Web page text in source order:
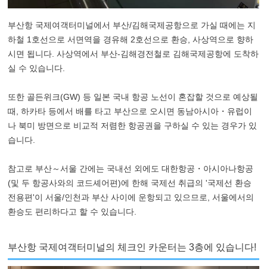
부산항 국제여객터미널에서 부산/김해국제공항으로 가실 때에는 지
하철 1호선으로 서면역을 경유해 2호선으로 환승, 사상역으로 향하
시면 됩니다. 사상역에서 부산-김해경전철로 김해국제공항에 도착하
실 수 있습니다.
또한 골든위크(GW) 등 일본 국내 항공 노선이 혼잡할 것으로 예상될
때, 하카타 등에서 배를 타고 부산으로 오시면 동남아시아・유럽이
나 북미 방면으로 비교적 저렴한 항공권을 구하실 수 있는 경우가 있
습니다.
참고로 부산～서울 간에는 국내선 외에도 대한항공・아시아나항공
(및 두 항공사와의 코드셰어편)에 한해 국제선 취급의 '국제선 환승
전용편'이 서울/인천과 부산 사이에 운항되고 있으므로, 서울에서의
환승도 편리하다고 할 수 있습니다.
부산항 국제여객터미널의 체크인 카운터는 3층에 있습니다!